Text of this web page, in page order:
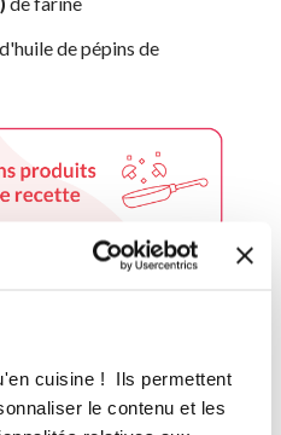
cuisine ! Ils permettent
le contenu et les
d'huile de pépins de
de-poule, mélangez au